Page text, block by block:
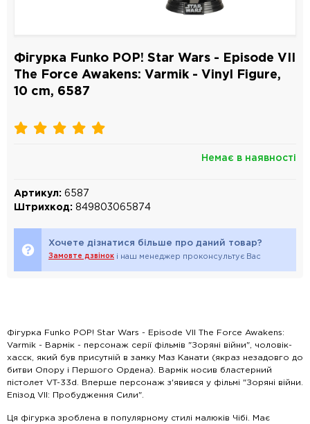
Фігурка Funko POP! Star Wars - Episode VII
The Force Awakens: Varmik - Vinyl Figure,
10 cm, 6587
Немає в наявності
Артикул: 6587
Штрихкод: 849803065874
Хочете дізнатися більше про даний товар?
Замовте дзвінок і наш менеджер проконсультує Вас
Фігурка Funko POP! Star Wars - Episode VII The Force Awakens:
Varmik - Вармік - персонаж серії фільмів "Зоряні війни", чоловік-
хасск, який був присутній в замку Маз Канати (якраз незадовго до
битви Опору і Першого Ордена). Вармік носив бластерний
пістолет VT-33d. Вперше персонаж з'явився у фільмі "Зоряні війни.
Епізод VII: Пробудження Сили".
Ця фігурка зроблена в популярному стилі малюків Чібі. Має